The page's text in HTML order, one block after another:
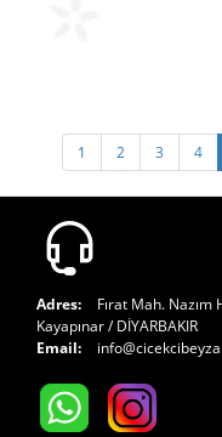
1 2 3 4
Adres:
Fırat Mah.
Kayapınar / DİYARBAKIR
Email: